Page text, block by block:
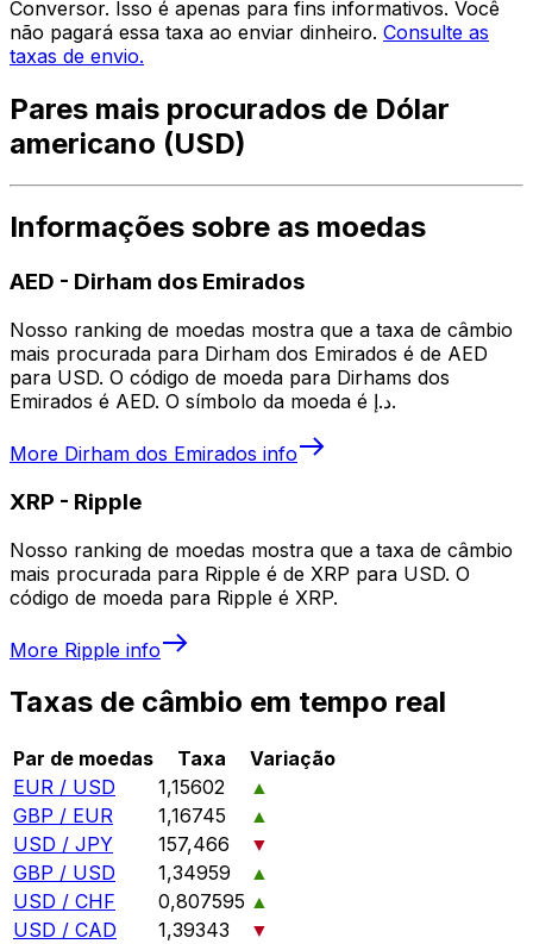
Conversor. Isso é apenas para fins informativos. Você
não pagará essa taxa ao enviar dinheiro. Consulte as
taxas de envio.
Pares mais procurados de Dólar
americano (USD)
Informações sobre as moedas
AED - Dirham dos Emirados
Nosso ranking de moedas mostra que a taxa de câmbio
mais procurada para Dirham dos Emirados é de AED
para USD. O código de moeda para Dirhams dos
Emirados é AED. O símbolo da moeda é د.إ.
More Dirham dos Emirados info
XRP - Ripple
Nosso ranking de moedas mostra que a taxa de câmbio
mais procurada para Ripple é de XRP para USD. O
código de moeda para Ripple é XRP.
More Ripple info
Taxas de câmbio em tempo real
Par de moedas Taxa
Variação
EUR / USD
1,15602
▲
GBP / EUR
1,16745
▲
USD / JPY
157,466
▼
GBP / USD
1,34959
▲
USD / CHF
0,807595 ▲
USD / CAD
1,39343
▼